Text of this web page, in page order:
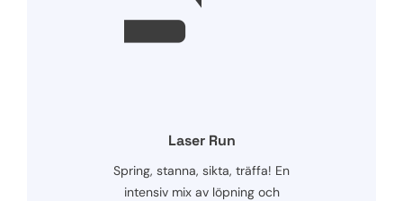
Laser Run
Spring, stanna, sikta, träffa! En
intensiv mix av löpning och